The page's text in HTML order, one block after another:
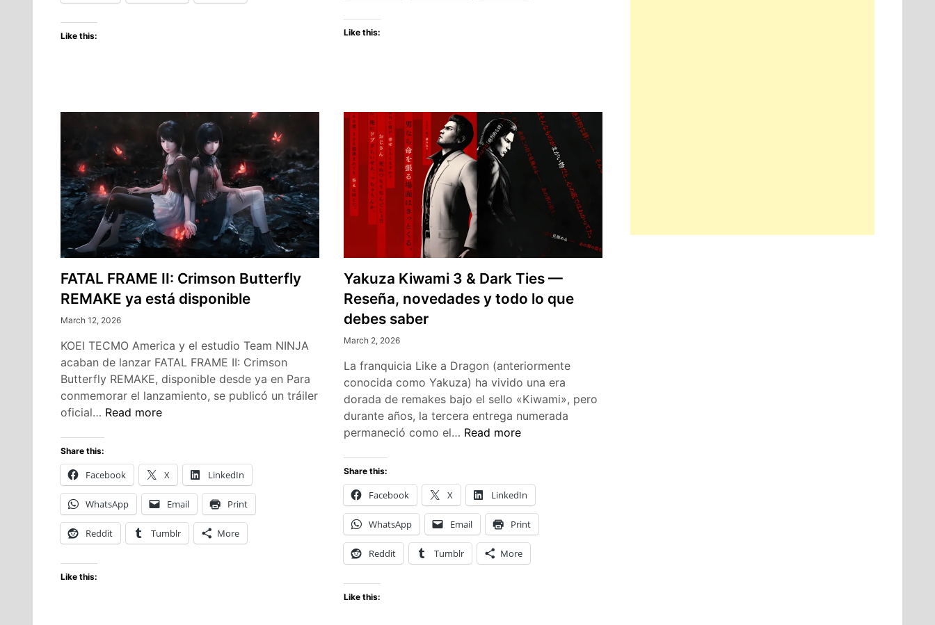
PC
Like this: Like this:
FATAL FRAME II: Crimson Butterfly
REMAKE ya está disponible
March 12, 2026
KOEI TECMO America y el estudio Team NINJA
acaban de lanzar FATAL FRAME II: Crimson
Butterfly REMAKE, disponible desde ya en Para
conmemorar el lanzamiento, se publicó un tráiler
oficial… FATAL
Crimson
Butterfly
REMAKE
ya
está
disponible
Read more
Share this:
Facebook X LinkedIn
WhatsApp Email Print
Reddit Tumblr More
Like this:
Yakuza Kiwami 3 & Dark Ties —
Reseña, novedades y todo lo que
debes saber
March 2, 2026
La franquicia Like a Dragon (anteriormente
conocida como Yakuza) ha vivido una era
dorada de remakes bajo el sello «Kiwami», pero
durante años, la tercera entrega numerada
permaneció como el… Yakuza
&
Dark
Ties
—
Reseña,
novedades
Read more
Share this:
Facebook X LinkedIn
WhatsApp Email Print
Reddit Tumblr More
Like this: